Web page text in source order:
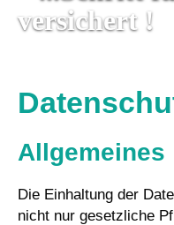
versichert !
Allgemeines
Die Einhaltung der
nicht nur gesetzliche